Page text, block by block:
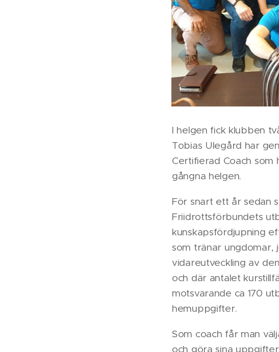
I helgen fick klubben
Tobias Ulegård har
Certifierad Coach som
gångna helgen.
För snart ett år sedan
Friidrottsförbundets
kunskapsfördjupning
som tränar ungdomar,
vidareutveckling av
och där antalet
motsvarande ca 170
hemuppgifter.
Som coach får man
och göra sina